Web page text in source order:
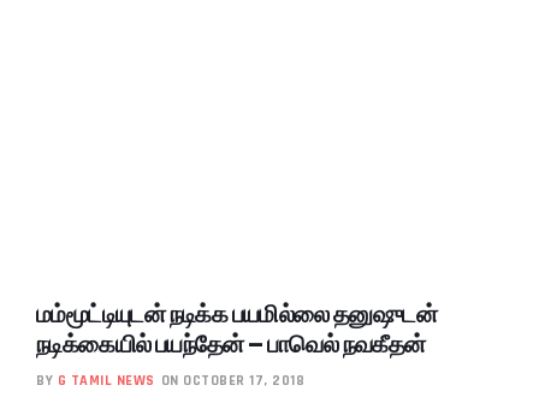
மம்மூட்டியுடன் நடிக்க பயமில்லை தனுஷுடன்
நடிக்கையில் பயந்தேன் – பாவெல் நவகீதன்
BY G TAMIL NEWS ON OCTOBER 17, 2018